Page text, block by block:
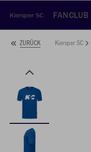
Kiersper SC FANCLUB
ZURÜCK Kiersper SC